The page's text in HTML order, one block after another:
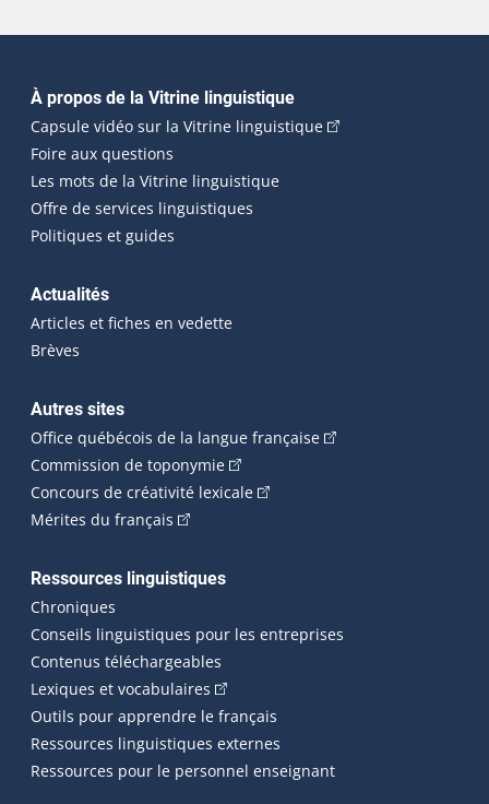
Navigation principale
À propos de la Vitrine linguistique
Capsule vidéo sur la Vitrine linguistique(Cet hyperlien
Foire aux questions
Les mots de la Vitrine linguistique
Offre de services linguistiques
Politiques et guides
Actualités
Articles et fiches en vedette
Brèves
Autres sites
Office québécois de la langue française(Cet hyperlien
Commission de toponymie(Cet hyperlien externe s'ouvrira
Concours de créativité lexicale(Cet hyperlien externe
Mérites du français (Cet hyperlien externe s'ouvrira dans une
Ressources linguistiques
Chroniques
Conseils linguistiques pour les entreprises
Contenus téléchargeables
Lexiques et vocabulaires (Cet hyperlien externe s'ouvrira
Outils pour apprendre le français
Ressources linguistiques externes
Ressources pour le personnel enseignant